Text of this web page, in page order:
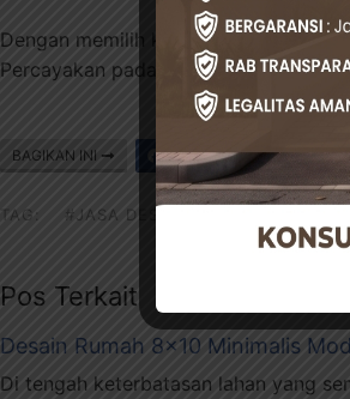
Dengan memilih kusen aluminium
Percayakan pada
Klik Konstruksi
BAGIKAN INI Facebook Twitter
TAG: #JASA DESAIN INTERIOR
Pos Terkait
Desain Rumah 8×10 Minimalis
Di tengah keterbatasan lahan yang